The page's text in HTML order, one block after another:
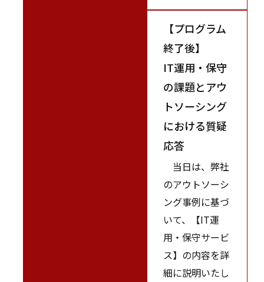
【プログラム
終了後】
IT運用・保守
の課題とアウ
トソーシング
における質疑
応答
当日は、弊社
のアウトソーシ
ング事例に基づ
いて、【IT運
用・保守サービ
ス】の内容を詳
細に説明いたし